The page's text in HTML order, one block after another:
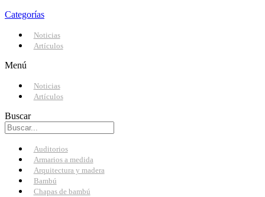
Categorías
Noticias
Artículos
Menú
Noticias
Artículos
Buscar
Auditorios
Armarios a medida
Arquitectura y madera
Bambú
Chapas de bambú